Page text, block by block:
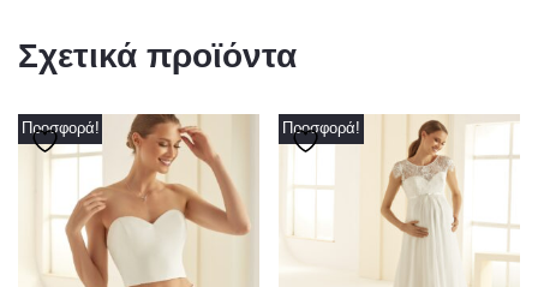
Σχετικά προϊόντα
Προσφορά! Προσφορά!